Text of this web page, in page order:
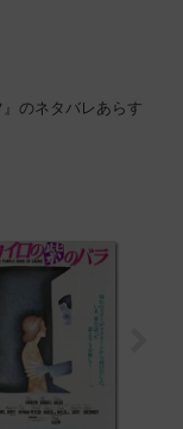
のネタバレあらす